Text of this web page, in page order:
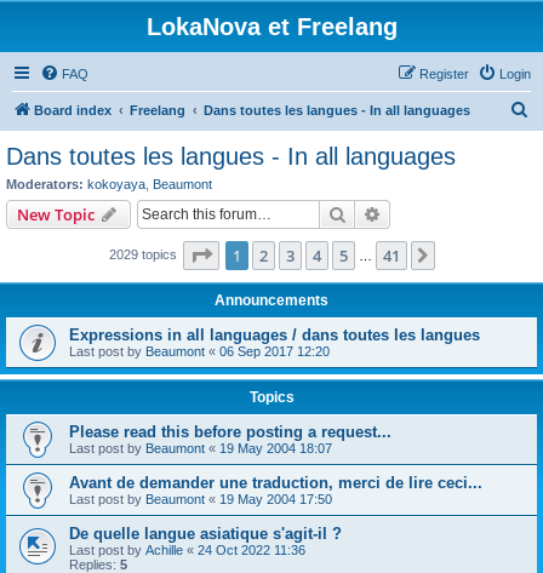
LokaNova et Freelang
FAQ Login
Register
Board index Freelang Dans toutes les langues - In all languages
Dans toutes les langues - In all languages
Moderators: kokoyaya Beaumont
New Topic Search
2029 topics Page 1of 41
1 2 3 4 5 41
Announcements
Expressions in all languages / dans toutes les langues
Last post by Beaumont « 06 Sep 2017 12:20
Topics
Please read this before posting a request...
Last post by Beaumont « 19 May 2004 18:07
Avant de demander une traduction, merci de lire ceci...
Last post by Beaumont « 19 May 2004 17:50
De quelle langue asiatique s'agit-il ?
Last post by Achille « 24 Oct 2022 11:36
Replies: 5